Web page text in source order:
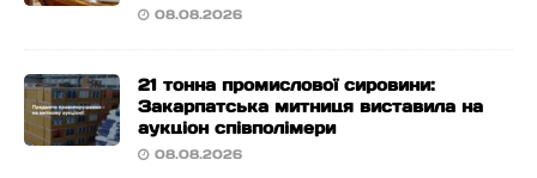
08.08.2026
21 тонна промислової сировини:
Закарпатська митниця виставила на
аукціон співполімери
08.08.2026